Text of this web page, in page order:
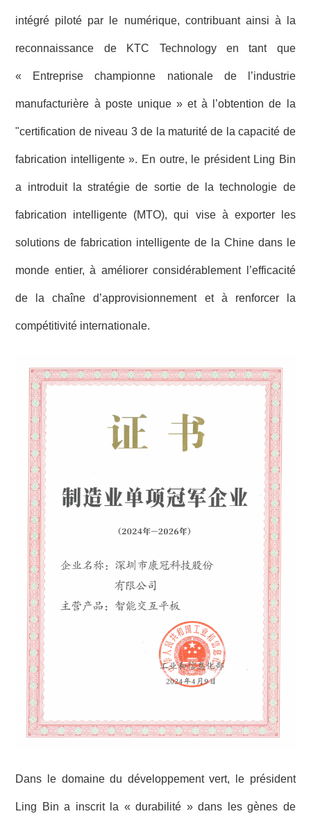
intégré piloté par le numérique, contribuant ainsi à la
reconnaissance de KTC Technology en tant que
« Entreprise championne nationale de l’industrie
manufacturière à poste unique » et à l’obtention de la
"certification de niveau 3 de la maturité de la capacité de
fabrication intelligente ». En outre, le président Ling Bin
a introduit la stratégie de sortie de la technologie de
fabrication intelligente (MTO), qui vise à exporter les
solutions de fabrication intelligente de la Chine dans le
monde entier, à améliorer considérablement l’efficacité
de la chaîne d’approvisionnement et à renforcer la
compétitivité internationale.
Dans le domaine du développement vert, le président
Ling Bin a inscrit la « durabilité » dans les gènes de